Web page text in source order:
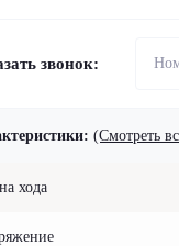
звонок:
(Смотреть
хода